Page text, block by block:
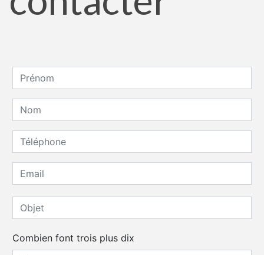
Combien font trois plus dix